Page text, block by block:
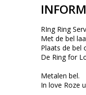
RIng Ring
Met de bel
Plaats de bel
De Ring for
Metalen bel.
In love Roze